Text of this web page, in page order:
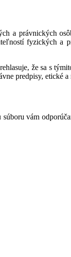
a právnických
fyzických a
že sa s
predpisy, etické
vám